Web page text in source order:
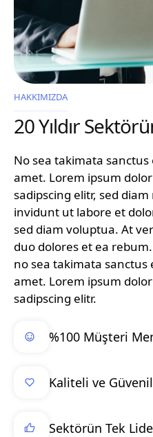
HAKKIMIZDA
20 Yıldır
No sea takimata
amet. Lorem ipsum
sadipscing elitr, sed
invidunt ut labore et
sed diam voluptua. At
duo dolores et ea
no sea takimata sanctus
amet. Lorem ipsum
sadipscing elitr.
%100 Müşteri
Kaliteli ve
Sektörün Tek